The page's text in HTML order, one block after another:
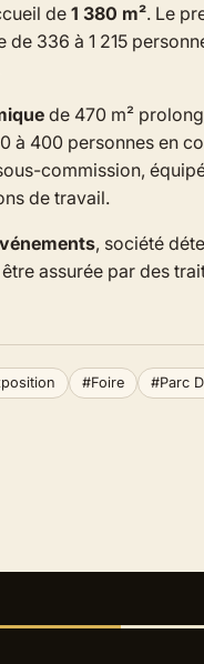
de 1 380 m². Le
336 à 1 215
de 470 m²
à 400 personnes en
commission,
de travail.
, société
assurée par des
#Foire #Parc